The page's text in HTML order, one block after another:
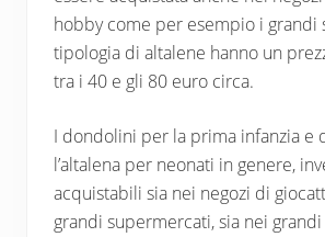
hobby come per esempio i grandi
tipologia di altalene hanno un
tra i 40 e gli 80 euro circa.
I dondolini per la prima infanzia e
l’altalena per neonati in genere,
acquistabili sia nei negozi di
grandi supermercati, sia nei